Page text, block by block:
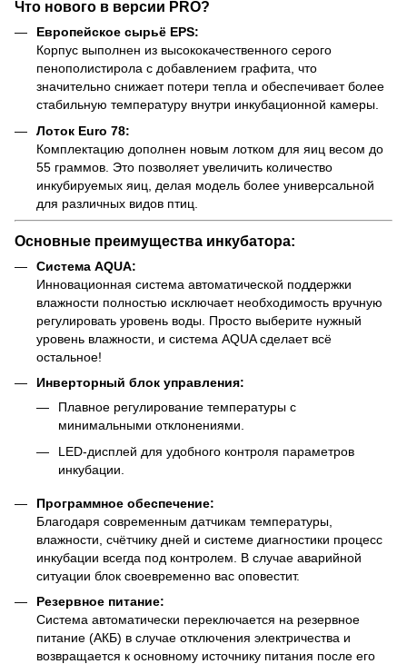
Что нового в версии PRO?
Европейское сырьё EPS:
Корпус выполнен из высококачественного серого
пенополистирола с добавлением графита, что
значительно снижает потери тепла и обеспечивает более
стабильную температуру внутри инкубационной камеры.
Лоток Euro 78:
Комплектацию дополнен новым лотком для яиц весом до
55 граммов. Это позволяет увеличить количество
инкубируемых яиц, делая модель более универсальной
для различных видов птиц.
Основные преимущества инкубатора:
Система AQUA:
Инновационная система автоматической поддержки
влажности полностью исключает необходимость вручную
регулировать уровень воды. Просто выберите нужный
уровень влажности, и система AQUA сделает всё
остальное!
Инверторный блок управления:
Плавное регулирование температуры с
минимальными отклонениями.
LED-дисплей для удобного контроля параметров
инкубации.
Программное обеспечение:
Благодаря современным датчикам температуры,
влажности, счётчику дней и системе диагностики процесс
инкубации всегда под контролем. В случае аварийной
ситуации блок своевременно вас оповестит.
Резервное питание:
Система автоматически переключается на резервное
питание (АКБ) в случае отключения электричества и
возвращается к основному источнику питания после его